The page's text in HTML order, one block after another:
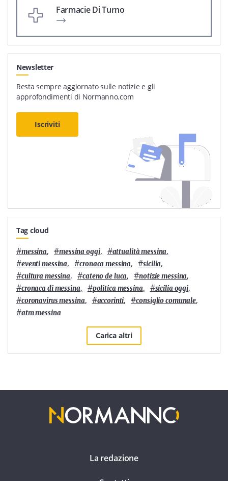
Farmacie Di Turno
Newsletter
Resta sempre aggiornato sulle notizie e gli
approfondimenti di Normanno.com
Iscriviti
Tag cloud
#messina, #messina oggi, #attualità messina,
#eventi messina, #cronaca messina, #sicilia,
#cultura messina, #cateno de luca, #notizie messina,
#cronaca di messina, #politica messina, #sicilia oggi,
#coronavirus messina, #accorinti, #consiglio comunale,
#atm messina
Carica altri
La redazione